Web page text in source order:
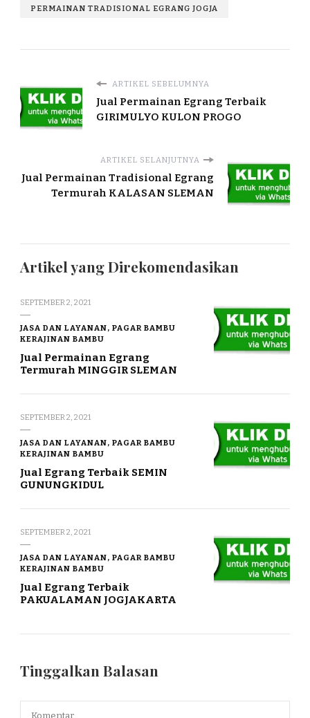
PERMAINAN TRADISIONAL EGRANG JOGJA
ARTIKEL SEBELUMNYA
Jual Permainan Egrang Terbaik
GIRIMULYO KULON PROGO
ARTIKEL SELANJUTNYA
Jual Permainan Tradisional Egrang
Termurah KALASAN SLEMAN
Artikel yang Direkomendasikan
SEPTEMBER 2, 2021
JASA DAN LAYANAN, PAGAR BAMBU
KERAJINAN BAMBU
Jual Permainan Egrang
Termurah MINGGIR SLEMAN
SEPTEMBER 2, 2021
JASA DAN LAYANAN, PAGAR BAMBU
KERAJINAN BAMBU
Jual Egrang Terbaik SEMIN
GUNUNGKIDUL
SEPTEMBER 2, 2021
JASA DAN LAYANAN, PAGAR BAMBU
KERAJINAN BAMBU
Jual Egrang Terbaik
PAKUALAMAN JOGJAKARTA
Tinggalkan Balasan